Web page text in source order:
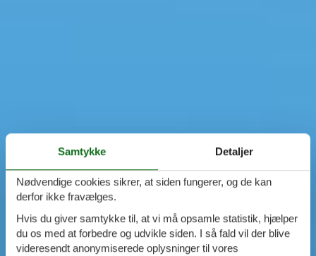
Samtykke Detaljer
Nødvendige cookies sikrer, at siden fungerer, og de kan
derfor ikke fravælges.
Hvis du giver samtykke til, at vi må opsamle statistik, hjælper
du os med at forbedre og udvikle siden. I så fald vil der blive
videresendt anonymiserede oplysninger til vores